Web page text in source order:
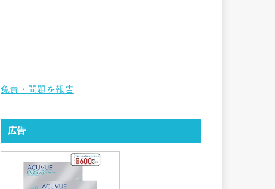
免責・問題を報告
広告